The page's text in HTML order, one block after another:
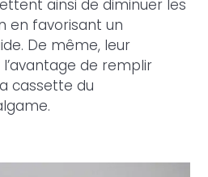
ainsi de diminuer les
en favorisant un
De même, leur
de remplir
cassette du